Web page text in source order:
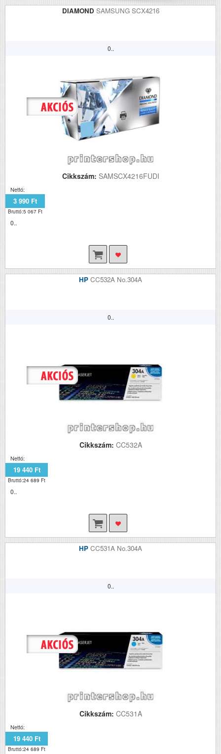
DIAMOND SAMSUNG SCX4216
0..
Cikkszám: SAMSCX4216FUDI
Nettó:
3 990 Ft
Bruttó:5 067 Ft
0..
HP CC532A No.304A
0..
Cikkszám: CC532A
Nettó:
19 440 Ft
Bruttó:24 689 Ft
0..
HP CC531A No.304A
0..
Cikkszám: CC531A
Nettó:
19 440 Ft
Bruttó:24 689 Ft